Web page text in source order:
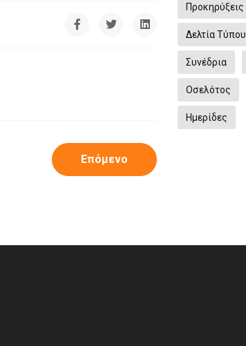
Επόμενο
Προκηρύξεις
Δελτία Τύπου
Συνέδρια
Οσελότος
Ημερίδες